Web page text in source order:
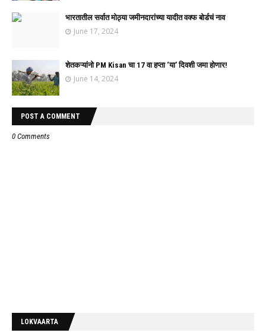
भारतातील सर्वात मोठ्या जमीनदारांच्या यादीत वक्फ बोर्डचं नाव
June 17, 2024
शेतकऱ्यांनो PM Kisan चा 17 वा हप्ता ‘या’ दिवशी जमा होणार!
June 14, 2024
POST A COMMENT
0 Comments
LOKVAARTA